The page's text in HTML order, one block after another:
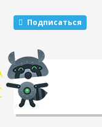
механики, которые
Подписаться